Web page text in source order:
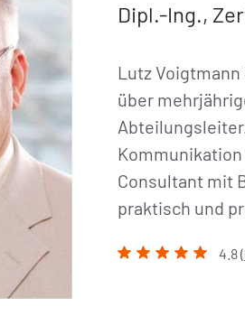
Dipl.-Ing.,
Lutz
über
Consultant mit
praktisch und
4.8 (